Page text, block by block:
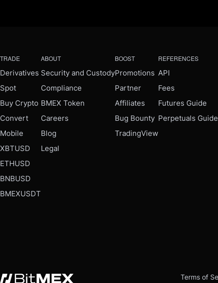
TRADE
Derivatives
Spot
Buy Crypto
Convert
Mobile
XBTUSD
ETHUSD
BNBUSD
BMEXUSDT
ABOUT
Security and Custody
Compliance
BMEX Token
Careers
Blog
Legal
BOOST
Promotions
Partner
Affiliates
Bug Bounty
TradingView
REFERENCES
API
Fees
Futures Guide
Perpetuals Guide
Terms of